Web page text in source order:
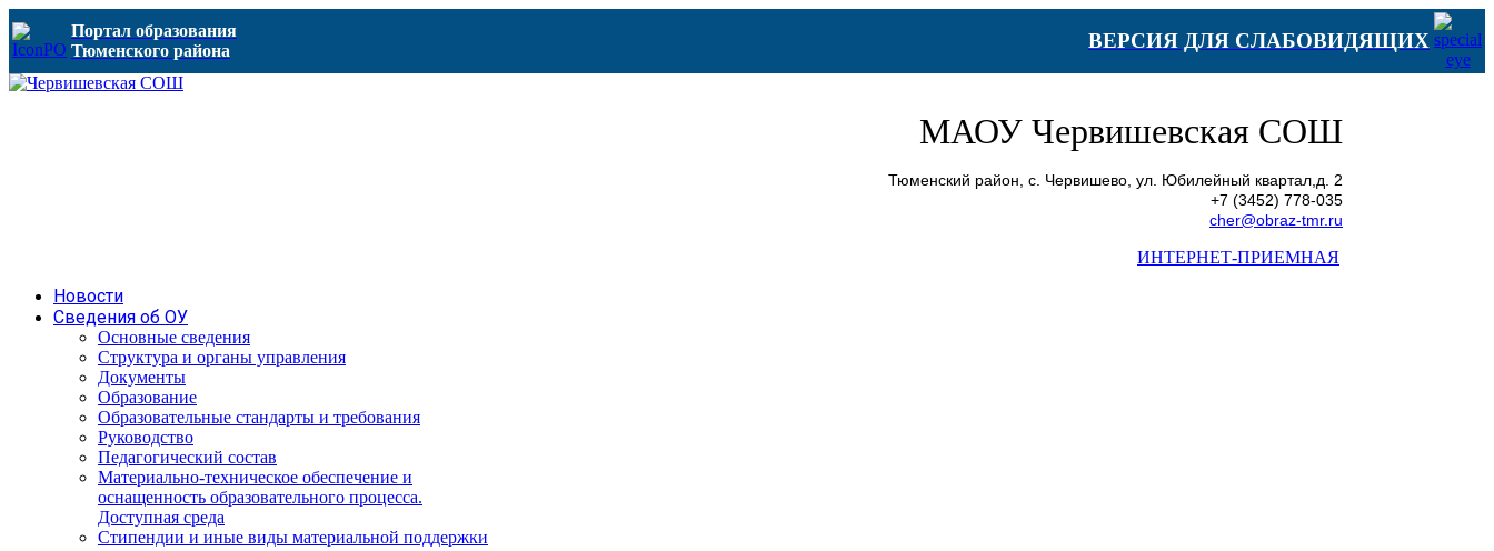
Портал образования
Тюменского района
ВЕРСИЯ ДЛЯ СЛАБОВИДЯЩИХ
МАОУ Червишевская СОШ
Тюменский район, с. Червишево, ул. Юбилейный квартал,д. 2
+7 (3452) 778-035
cher@obraz-tmr.ru
ИНТЕРНЕТ-ПРИЕМНАЯ
Новости
Сведения об ОУ
Основные сведения
Структура и органы управления
Документы
Образование
Образовательные стандарты и требования
Руководство
Педагогический состав
Материально-техническое обеспечение и
оснащенность образовательного процесса.
Доступная среда
Стипендии и иные виды материальной поддержки